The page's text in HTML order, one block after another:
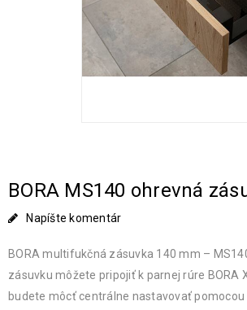
BORA MS140 ohrevná
Napíšte komentár
BORA multifukčná zásuvka 140 mm –
zásuvku môžete pripojiť k parnej rúre BORA
budete môcť centrálne nastavovať